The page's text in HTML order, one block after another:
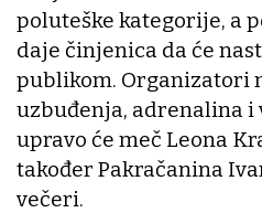
poluteške kategorije, a
daje činjenica da će
publikom. Organizatori
uzbuđenja, adrenalina i
upravo će meč Leona
također Pakračanina
večeri.